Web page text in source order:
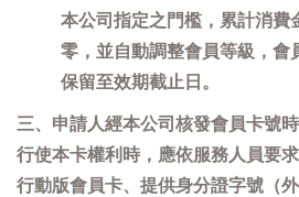
本公司指定之門檻，累計消費
零，並自動調整會員等級，會
保留至效期截止日。
三、申請人經本公司核發會員卡號
行使本卡權利時，應依服務人員要
行動版會員卡、提供身分證字號（